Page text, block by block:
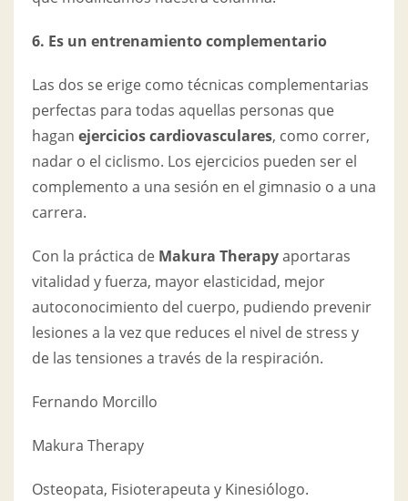
6. Es un entrenamiento complementario
Las dos se erige como técnicas complementarias
perfectas para todas aquellas personas que
hagan ejercicios cardiovasculares, como correr,
nadar o el ciclismo. Los ejercicios pueden ser el
complemento a una sesión en el gimnasio o a una
carrera.
Con la práctica de Makura Therapyaportaras
vitalidad y fuerza, mayor elasticidad, mejor
autoconocimiento del cuerpo, pudiendo prevenir
lesiones a la vez que reduces el nivel de stress y
de las tensiones a través de la respiración.
Fernando Morcillo
Makura Therapy
Osteopata, Fisioterapeuta y Kinesiólogo.